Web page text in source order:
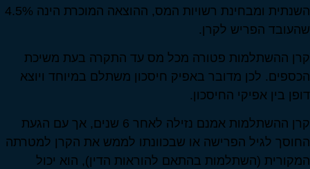
השנתית ומבחינת רשויות המס, ההוצאה המוכרת הינה 4.5%
שהעובד הפריש לקרן.
קרן ההשתלמות פטורה מכל מס עד התקרה בעת משיכת
הכספים. לכן מדובר באפיק חיסכון משתלם במיוחד ויוצא
דופן בין אפיקי החיסכון.
קרן ההשתלמות אמנם נזילה לאחר 6 שנים, אך עם הגעת
החוסך לגיל הפרישה או שבכוונתו לממש את הקרן למטרתה
המקורית (השתלמות בהתאם להוראות הדין), הוא יכול